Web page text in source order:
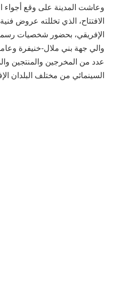
وعاشت المدينة على وقع أجواء
الافتتاح، الذي تخللته عروض
الإفريقي، بحضور شخصيات
والي جهة بني ملال-خنيفرة
عدد من المخرجين والمنتجين
السينمائي من مختلف البلدان